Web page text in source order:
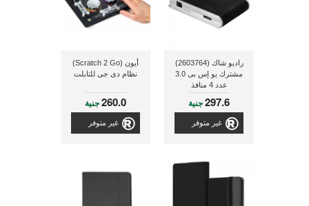
راديو شاك (2603764)
مشترك يو إس بى 3.0
عدد 4 منافذ
297.6جنية
غير متوفر
أيون (Scratch 2 Go)
نظام دى جى للتابلت
260.0جنية
غير متوفر